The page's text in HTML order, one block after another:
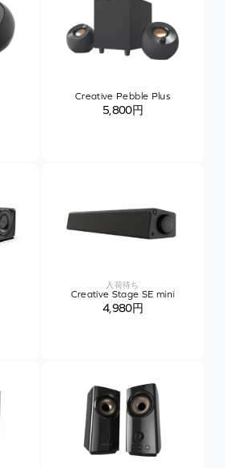
Creative Pebble Plus
5,800円
入荷待ち
Creative Stage SE mini
4,980円